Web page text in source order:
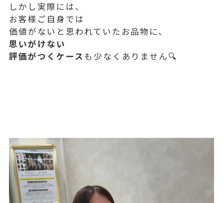
しかし実際には、
お客様ご自身では
価値がないと思われていたお品物に、
思いがけない
評価がつくケース も少なくありません🔍